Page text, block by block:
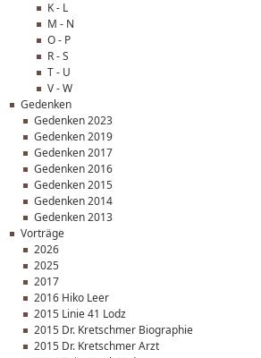
K - L
M - N
O - P
R - S
T - U
V - W
Gedenken
Gedenken 2023
Gedenken 2019
Gedenken 2017
Gedenken 2016
Gedenken 2015
Gedenken 2014
Gedenken 2013
Vorträge
2026
2025
2017
2016 Hiko Leer
2015 Linie 41 Lodz
2015 Dr. Kretschmer Biographie
2015 Dr. Kretschmer Arzt